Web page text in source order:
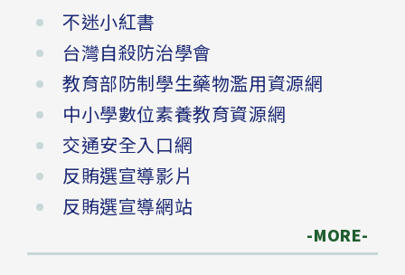
不迷小紅書
台灣自殺防治學會
教育部防制學生藥物濫用資源網
中小學數位素養教育資源網
交通安全入口網
反賄選宣導影片
反賄選宣導網站
-MORE-